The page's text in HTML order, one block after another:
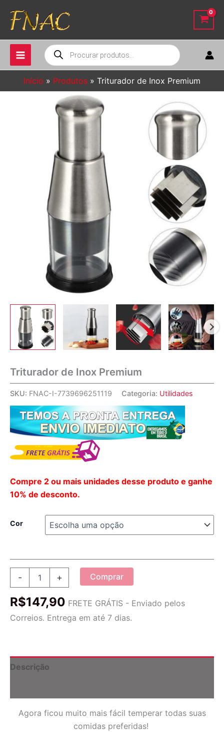
para
conteúdo
Pesquisar
produtos
Início Produtos Triturador de Inox Premium
Triturador de Inox Premium
SKU: FNAC-I-7739696251119 Categoria: Utilidades
Compre 2 ou mais unidades desse produto e ganhe
10% de desconto.
Cor
-
Premium
+ Comprar
R$147,90 FRETE GRÁTIS - Enviado pelos
Correios. Entrega em até 7 dias.
Descrição
Agora ficou muito mais fácil temperar todas suas
comidas preferidas!